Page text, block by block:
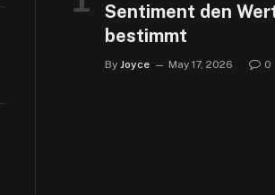
Sentiment den
bestimmt
By Joyce May 17, 2026 0